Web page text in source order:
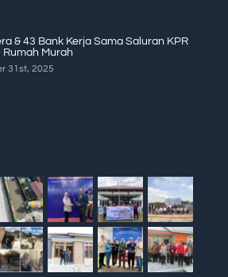
& 43 Bank Kerja Sama Saluran KPR
Rumah Murah
31st, 2025